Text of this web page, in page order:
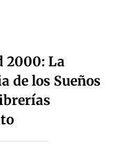
2000: La
de los Sueños